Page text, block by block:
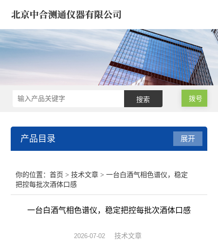
拨号
产品目录
气相色谱仪/气象色谱仪
原子吸收分光光度计 光谱
液相色谱仪 离子色谱仪
展开
你的位置：首页 >技术文章 > 一台白酒气相色谱仪，稳定
把控每批次酒体口感
一台白酒气相色谱仪，稳定把控每批次酒体口感
2026-07-02 技术文章